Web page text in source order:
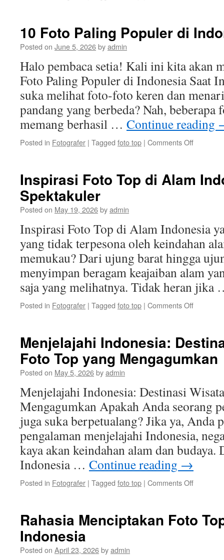
yang
di
Indonesia
10 Foto Paling Populer di
Posted on June 5, 2026byadmin
Halo pembaca setia! Kali ini kita akan
Foto Paling Populer di Indonesia Saat
suka melihat foto-foto keren dan
pandang yang berbeda? Nah,
memang berhasil … Continue reading
Posted in Fotografer | Tagged foto top | Comments Offon
Populer
Inspirasi Foto Top di Alam
Spektakuler
Posted on May 19, 2026byadmin
Inspirasi Foto Top di Alam Indonesia
yang tidak terpesona oleh keindahan
memukau? Dari ujung barat hingga
menyimpan beragam keajaiban alam
saja yang melihatnya. Tidak heran
Posted in Fotografer | Tagged foto top | Comments Offon
di
Alam
Indonesia
Menjelajahi Indonesia:
Foto Top yang Mengagumkan
Posted on May 5, 2026byadmin
Menjelajahi Indonesia: Destinasi
Mengagumkan Apakah Anda seorang
juga suka berpetualang? Jika ya, Anda
pengalaman menjelajahi Indonesia,
kaya akan keindahan alam dan budaya.
Indonesia … Continue reading →
Posted in Fotografer | Tagged foto top | Comments Offon
Wisata
Rahasia Menciptakan Foto
Indonesia
Posted on April 23, 2026byadmin